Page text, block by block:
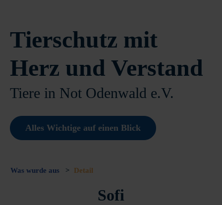
Tierschutz mit
Herz und Verstand
Tiere in Not Odenwald e.V.
Alles Wichtige auf einen Blick
Was wurde aus > Detail
Sofi